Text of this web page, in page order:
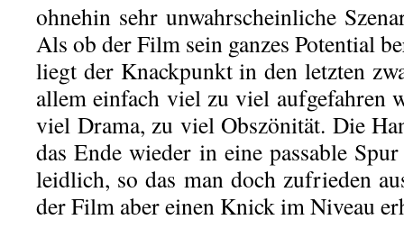
ohnehin sehr unwahrscheinliche
Als ob der Film sein ganzes Potential
liegt der Knackpunkt in den letzten
allem einfach viel zu viel aufgefahren
viel Drama, zu viel Obszönität. Die
das Ende wieder in eine passable
leidlich, so das man doch zufrieden
der Film aber einen Knick im Niveau